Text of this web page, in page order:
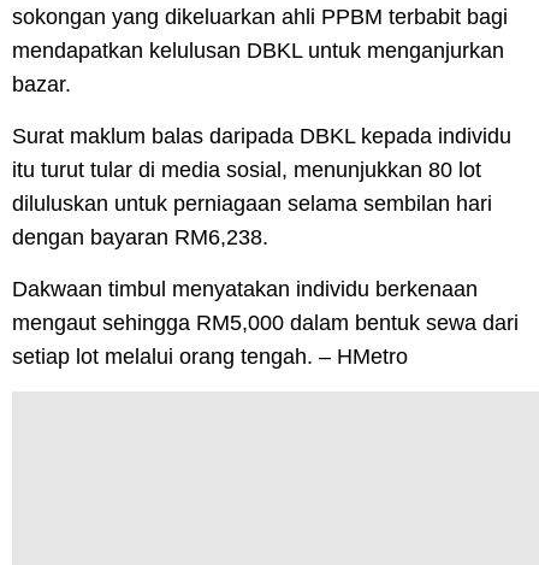
sokongan yang dikeluarkan ahli PPBM terbabit bagi
mendapatkan kelulusan DBKL untuk menganjurkan
bazar.
Surat maklum balas daripada DBKL kepada individu
itu turut tular di media sosial, menunjukkan 80 lot
diluluskan untuk perniagaan selama sembilan hari
dengan bayaran RM6,238.
Dakwaan timbul menyatakan individu berkenaan
mengaut sehingga RM5,000 dalam bentuk sewa dari
setiap lot melalui orang tengah. – HMetro